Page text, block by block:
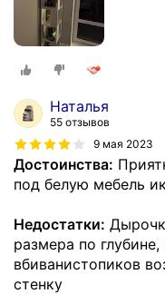
Наталья
55 отзывов
9 мая 2023
Достоинства:
под белую мебель
Недостатки:
размера по
вбиванистопиков
стенку